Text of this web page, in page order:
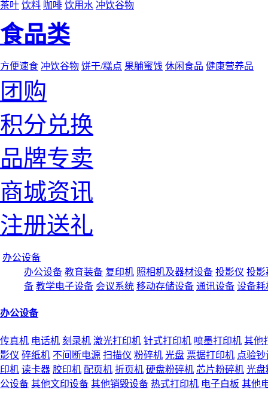
茶叶 饮料 咖啡 饮用水 冲饮谷物
食品类
方便速食 冲饮谷物 饼干/糕点 果脯蜜饯 休闲食品 健康营养品
团购
积分兑换
品牌专卖
商城资讯
注册送礼
办公设备
办公设备 教育装备 复印机 照相机及器材设备 投影仪 投影
备 教学电子设备 会议系统 移动存储设备 通讯设备 设备耗
办公设备
传真机 电话机 刻录机 激光打印机 针式打印机 喷墨打印机 其他
影仪 碎纸机 不间断电源 扫描仪 粉碎机 光盘 票据打印机 点验钞
印机 读卡器 胶印机 配页机 折页机 硬盘粉碎机 芯片粉碎机 光盘
公设备 其他文印设备 其他销毁设备 热式打印机 电子白板 其他